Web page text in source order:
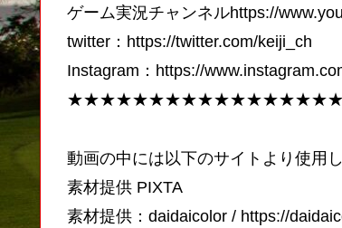
ゲーム実況チャンネルhttps://
twitter：https://twitter.com/keiji_ch
Instagram：https://
動画の中には以下のサイトより使用
素材提供 PIXTA
素材提供：daidaicolor / https://